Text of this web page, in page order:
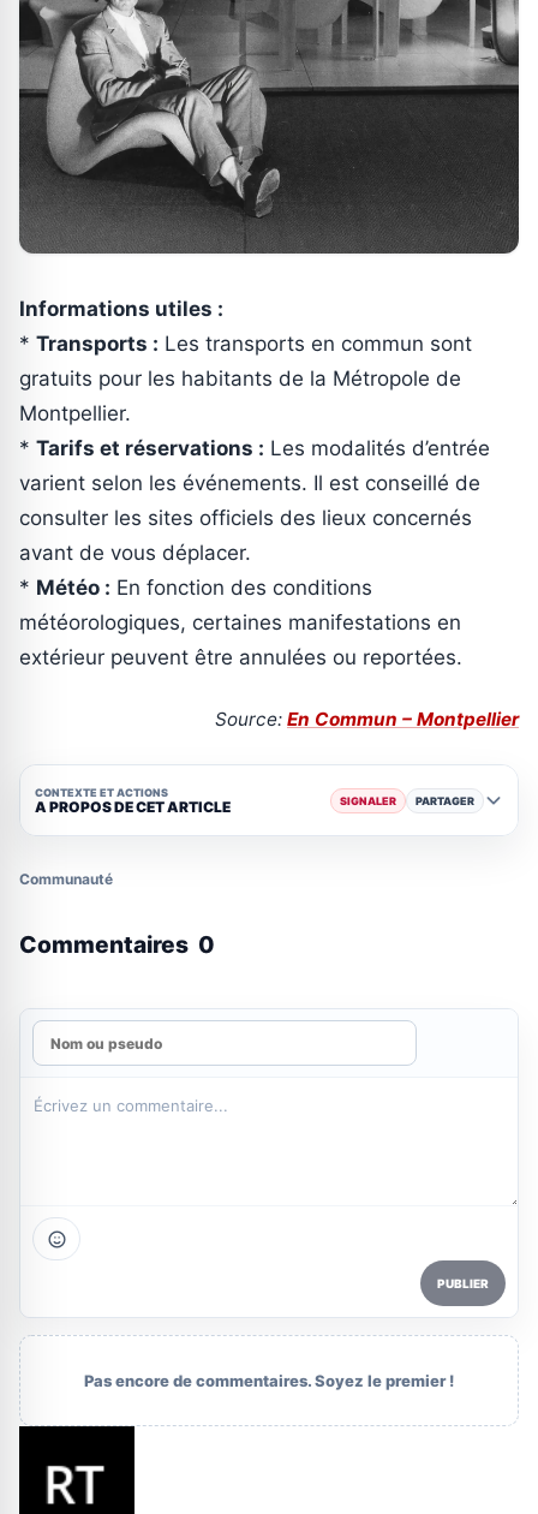
Informations utiles :
* Transports : Les transports en commun sont
gratuits pour les habitants de la Métropole de
Montpellier.
* Tarifs et réservations : Les modalités d’entrée
varient selon les événements. Il est conseillé de
consulter les sites officiels des lieux concernés
avant de vous déplacer.
* Météo : En fonction des conditions
météorologiques, certaines manifestations en
extérieur peuvent être annulées ou reportées.
Source: En Commun – Montpellier
CONTEXTE ET ACTIONS
A PROPOS DE CET ARTICLE SIGNALER PARTAGER
Communauté
Commentaires 0
PUBLIER
Pas encore de commentaires. Soyez le premier !